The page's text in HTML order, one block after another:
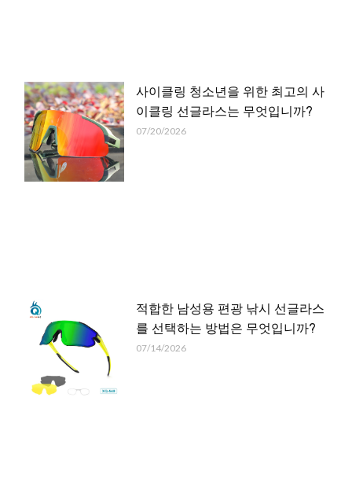
사이클링 청소년을 위한 최고의 사
이클링 선글라스는 무엇입니까?
07/20/2026
적합한 남성용 편광 낚시 선글라스
를 선택하는 방법은 무엇입니까?
07/14/2026